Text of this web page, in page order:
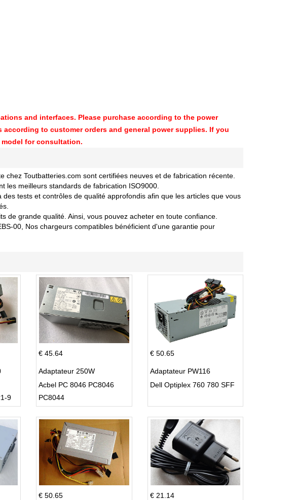
and interfaces. Please purchase according to the power
to customer orders and general power supplies. If you
for consultation.
chez Toutbatteries.com sont certifiées neuves et de fabrication récente.
les meilleurs standards de fabrication ISO9000.
tests et contrôles de qualité approfondis afin que les articles que vous
de grande qualité. Ainsi, vous pouvez acheter en toute confiance.
00, Nos chargeurs compatibles bénéficient d'une garantie pour
9
€ 45.64
Adaptateur 250W
Acbel PC 8046 PC8046
PC8044
€ 50.65
Adaptateur PW116
Dell Optiplex 760 780 SFF
€ 50.65 € 21.14